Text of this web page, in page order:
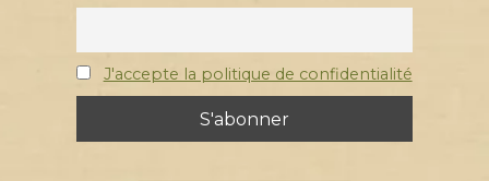
J'accepte la politique de confidentialité